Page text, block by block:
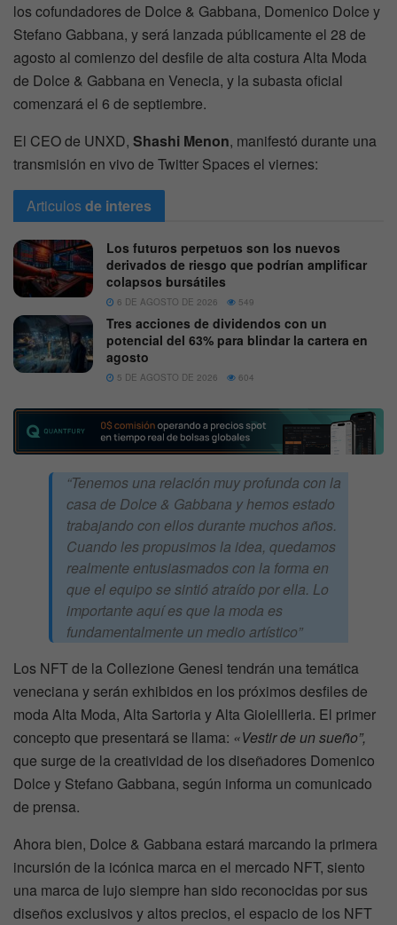
los cofundadores de Dolce & Gabbana, Domenico Dolce y
Stefano Gabbana, y será lanzada públicamente el 28 de
agosto al comienzo del desfile de alta costura Alta Moda
de Dolce & Gabbana en Venecia, y la subasta oficial
comenzará el 6 de septiembre.
El CEO de UNXD, Shashi Menon, manifestó durante una
transmisión en vivo de Twitter Spaces el viernes:
Articulosde interes
Los futuros perpetuos son los nuevos
derivados de riesgo que podrían amplificar
colapsos bursátiles
6 DE AGOSTO DE 2026 549
Tres acciones de dividendos con un
potencial del 63% para blindar la cartera en
agosto
5 DE AGOSTO DE 2026 604
“Tenemos una relación muy profunda con la
casa de Dolce & Gabbana y hemos estado
trabajando con ellos durante muchos años.
Cuando les propusimos la idea, quedamos
realmente entusiasmados con la forma en
que el equipo se sintió atraído por ella. Lo
importante aquí es que la moda es
fundamentalmente un medio artístico”
Los NFT de la Collezione Genesi tendrán una temática
veneciana y serán exhibidos en los próximos desfiles de
moda Alta Moda, Alta Sartoria y Alta Gioiellleria. El primer
concepto que presentará se llama: «Vestir de un sueño”,
que surge de la creatividad de los diseñadores Domenico
Dolce y Stefano Gabbana, según informa un comunicado
de prensa.
Ahora bien, Dolce & Gabbana estará marcando la primera
incursión de la icónica marca en el mercado NFT, siento
una marca de lujo siempre han sido reconocidas por sus
diseños exclusivos y altos precios, el espacio de los NFT